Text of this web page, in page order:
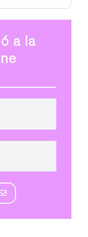
a la